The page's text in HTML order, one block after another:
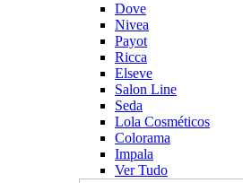
Dove
Nivea
Payot
Ricca
Elseve
Salon Line
Seda
Lola Cosméticos
Colorama
Impala
Ver Tudo